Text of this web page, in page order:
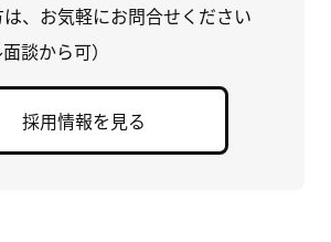
、お気軽にお問合せください
談から可）
採用情報を見る